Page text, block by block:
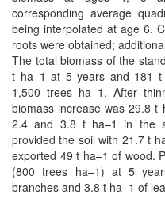
corresponding average
being interpolated at age 6.
roots were obtained;
The total biomass of the
t ha–1 at 5 years and 181
1,500 trees ha–1. After
biomass increase was 29.8 t
2.4 and 3.8 t ha–1 in the
provided the soil with 21.7 t
exported 49 t ha–1 of wood.
(800 trees ha–1) at 5
branches and 3.8 t ha–1 of